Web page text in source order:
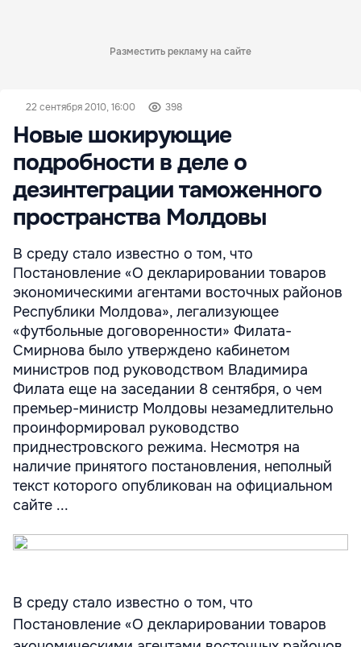
Разместить рекламу на сайте
22 сентября 2010, 16:00 398
Новые шокирующие
подробности в деле о
дезинтеграции таможенного
пространства Молдовы
В среду стало известно о том, что
Постановление «О декларировании товаров
экономическими агентами восточных районов
Республики Молдова», легализующее
«футбольные договоренности» Филата-
Смирнова было утверждено кабинетом
министров под руководством Владимира
Филата еще на заседании 8 сентября, о чем
премьер-министр Молдовы незамедлительно
проинформировал руководство
приднестровского режима. Несмотря на
наличие принятого постановления, неполный
текст которого опубликован на официальном
сайте ...
В среду стало известно о том, что
Постановление «О декларировании товаров